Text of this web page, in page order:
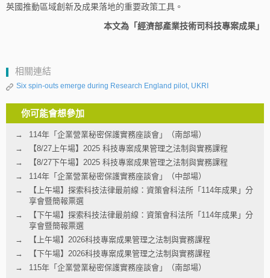
英國推動區域創新及成果落地的重要政策工具。
本文為「經濟部產業技術司科技專案成果」
相關連結
Six spin-outs emerge during Research England pilot, UKRI
你可能會想參加
114年「企業營業秘密保護實務座談會」（南部場）
【8/27上午場】2025 科技專案成果管理之法制與實務課程
【8/27下午場】2025 科技專案成果管理之法制與實務課程
114年「企業營業秘密保護實務座談會」（中部場）
【上午場】探索科技法律最前線：資策會科法所「114年成果」分
享會暨簡報票選
【下午場】探索科技法律最前線：資策會科法所「114年成果」分
享會暨簡報票選
【上午場】2026科技專案成果管理之法制與實務課程
【下午場】2026科技專案成果管理之法制與實務課程
115年「企業營業秘密保護實務座談會」（南部場）